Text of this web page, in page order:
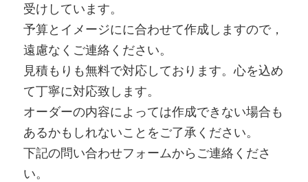
受けしています。
予算とイメージにに合わせて作成しますので，
遠慮なくご連絡ください。
見積もりも無料で対応しております。心を込め
て丁寧に対応致します。
オーダーの内容によっては作成できない場合も
あるかもしれないことをご了承ください。
下記の問い合わせフォームからご連絡くださ
い。